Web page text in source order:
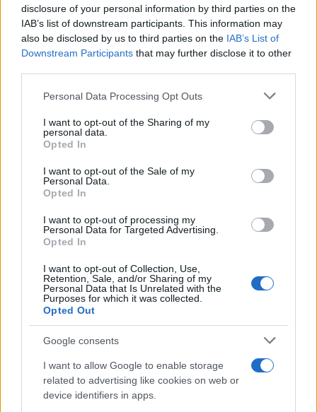
disclosure of your personal information by third parties on the
IAB’s list of downstream participants. This information may
also be disclosed by us to third parties on the IAB’s List of
Downstream Participants that may further disclose it to other
Please note that this website/app uses one or more Google
not limited to your visit or usage behaviour. You may click to
grant or deny consent to Google and its third-party tags to
use your data for below specified purposes in below Google
consent section.
Personal Data Processing Opt Outs
I want to opt-out of the Sharing of my
personal data.
Opted In
I want to opt-out of the Sale of my
Personal Data.
Opted In
I want to opt-out of processing my
Personal Data for Targeted Advertising.
Opted In
I want to opt-out of Collection, Use,
Retention, Sale, and/or Sharing of my
Personal Data that Is Unrelated with the
Purposes for which it was collected.
Opted Out
Google consents
I want to allow Google to enable storage
related to advertising like cookies on web or
device identifiers in apps.
21:10 13.01.22
Συναγερμός στη Βόρεια Ελλάδα: Ραγδαία
αύξηση στα κρούσματα της Αφρικανικής
σύνορα